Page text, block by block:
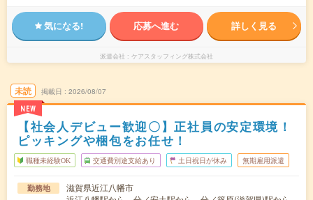
気になる! 応募へ進む 詳しく見る
派遣会社 ケアスタッフィング株式会社
未読
NEW
掲載日 2026/08/07
【社会人デビュー歓迎〇】正社員の安定環境！
ピッキングや梱包をお任せ！
職種未経験OK 交通費別途支給あり 土日祝日が休み 無期雇用派遣
勤務地
滋賀県近江八幡市